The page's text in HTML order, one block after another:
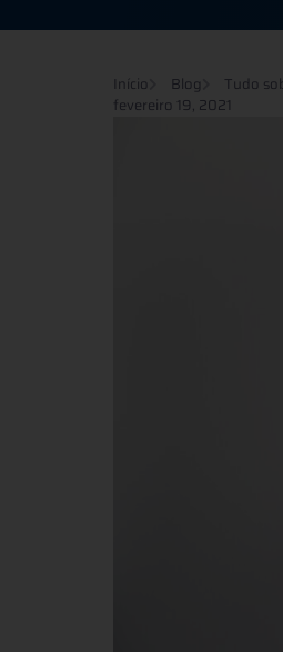
Início Blog
Tudo
fevereiro 19, 2021